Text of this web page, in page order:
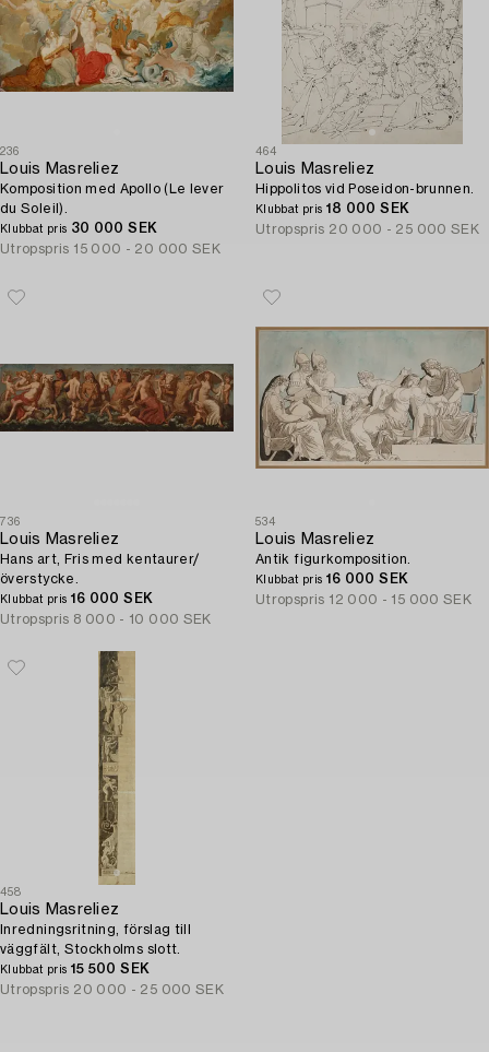
236
Louis Masreliez
Komposition med Apollo (Le lever
du Soleil).
Klubbat pris 30 000 SEK
Utropspris 15 000 - 20 000 SEK
464
Louis Masreliez
Hippolitos vid Poseidon-brunnen.
Klubbat pris 18 000 SEK
Utropspris 20 000 - 25 000 SEK
736
Louis Masreliez
Hans art, Fris med kentaurer/
överstycke.
Klubbat pris 16 000 SEK
Utropspris 8 000 - 10 000 SEK
534
Louis Masreliez
Antik figurkomposition.
Klubbat pris 16 000 SEK
Utropspris 12 000 - 15 000 SEK
458
Louis Masreliez
Inredningsritning, förslag till
väggfält, Stockholms slott.
Klubbat pris 15 500 SEK
Utropspris 20 000 - 25 000 SEK